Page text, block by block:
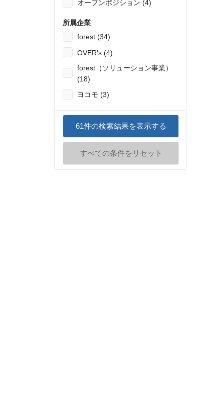
オープンポジション (4)
所属企業
forest (34)
OVER's (4)
forest（ソリューション事業）
(18)
ヨコモ (3)
61件の検索結果を表示する
すべての条件をリセット